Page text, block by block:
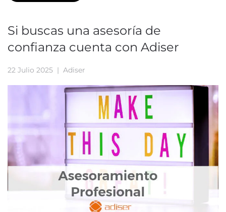
Si buscas una asesoría de
confianza cuenta con Adiser
22 Julio 2025 | Adiser